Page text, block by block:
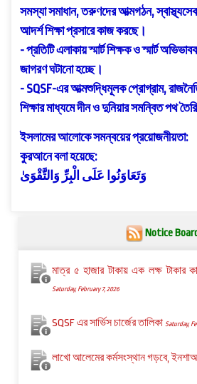
সমস্যা সমাধান, তরুণদের আত্মগঠন,
আদর্শ শিক্ষা প্রসারে কাজ করছে।
- প্রতিটি এলাকায় স্মার্ট শিক্ষক ও স্মার্ট
জাগরণ ঘটানো হচ্ছে।
- SQSF-এর আত্মশুদ্ধিমূলক প্রোগ্রাম,
শিক্ষার মাধ্যমে দীন ও দুনিয়ার সমন্বিত পথ
ইসলামের আলোকে সমন্বয়ের প্রয়োজনীয়তা:
কুরআনে বলা হয়েছে:
وَتَعَاوَنُوا عَلَى الْبِرِّ وَالتَّقْوَىٰ
Notice Board
মাত্র ৫ হাজার টাকায় এক লক্ষ টাকার
Saturday, February 7, 2026
SQSF এর সার্ভিস চার্জের তালিকা Saturday,
লাখো আলেমের কর্মসংস্থান গড়বে,